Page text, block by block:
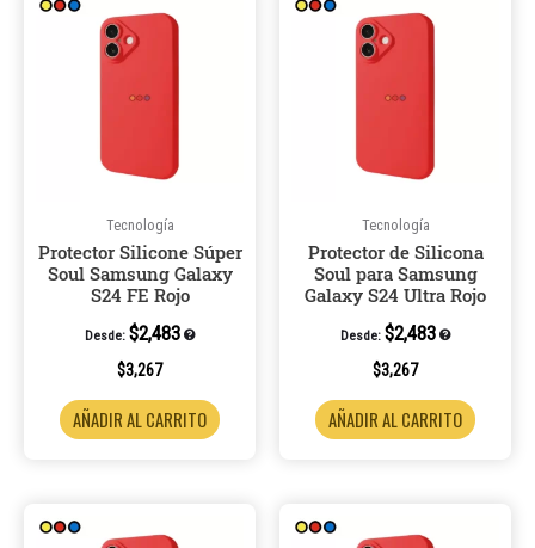
Tecnología
Protector Silicone Súper
Soul Samsung Galaxy
S24 FE Rojo
Desde: $2,483
$3,267
AÑADIR AL CARRITO
Tecnología
Protector de Silicona
Soul para Samsung
Galaxy S24 Ultra Rojo
Desde: $2,483
$3,267
AÑADIR AL CARRITO